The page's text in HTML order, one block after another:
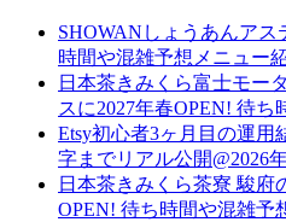
SHOWANしょうあんアス
時間や混雑予想メニュー
日本茶きみくら富士モー
スに2027年春OPEN! 待
Etsy初心者3ヶ月目の運用
字までリアル公開@2026
日本茶きみくら茶寮 駿府
OPEN! 待ち時間や混雑予